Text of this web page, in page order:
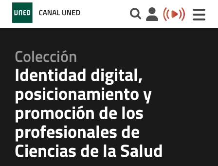
Toggle
Colección
Identidad digital,
posicionamiento y
promoción de los
profesionales de
Ciencias de la Salud